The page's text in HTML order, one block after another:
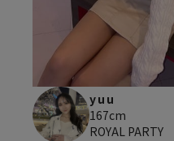
yuu
167cm
ROYAL PARTY